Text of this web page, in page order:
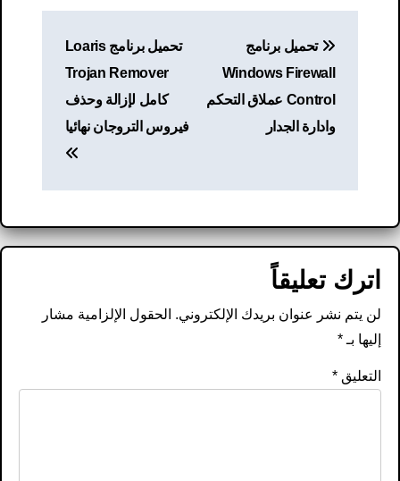
المقالات
تحميل برنامج
Windows Firewall
Control عملاق التحكم
وادارة الجدار
تحميل برنامج Loaris
Trojan Remover
كامل لإزالة وحذف
فيروس التروجان نهائيا
اترك تعليقاً
لن يتم نشر عنوان بريدك الإلكتروني. الحقول الإلزامية مشار
إليها بـ*
التعليق*